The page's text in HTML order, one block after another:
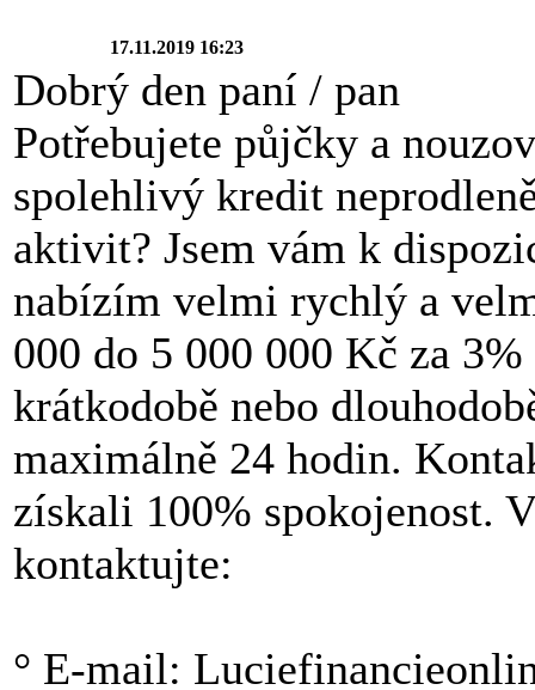
17.11.2019 16:23
Dobrý den paní / pan
Potřebujete půjčky a
spolehlivý kredit
aktivit? Jsem vám k
nabízím velmi rychlý a
000 do 5 000 000 Kč za
krátkodobě nebo
maximálně 24 hodin.
získali 100% spokojenost.
kontaktujte:
° E-mail: